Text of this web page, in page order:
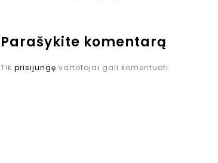
Parašykite komentarą
Tik prisijungę vartotojai gali komentuoti.